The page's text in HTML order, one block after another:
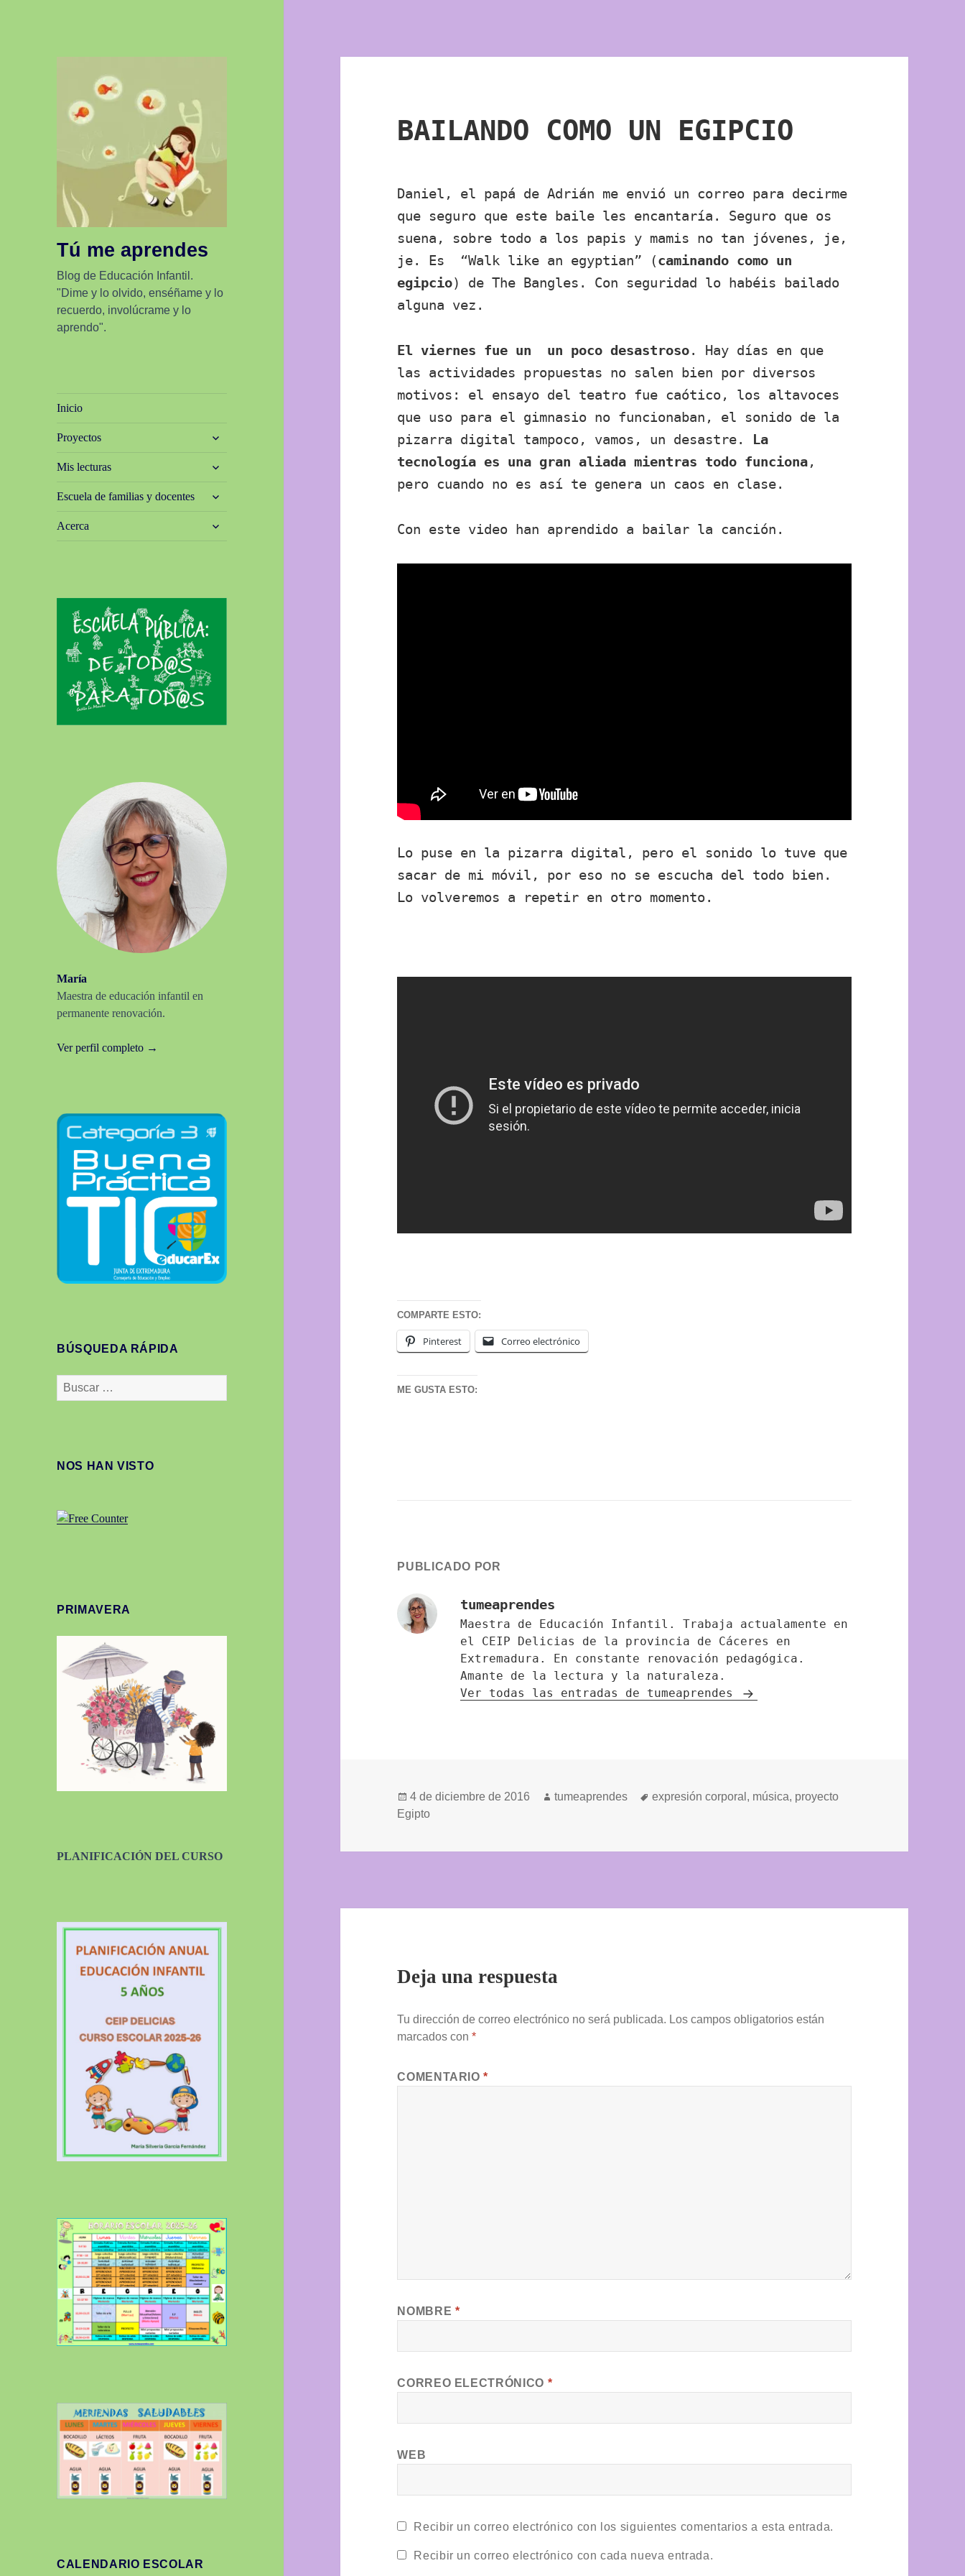
Tú me aprendes
Blog de Educación Infantil.
"Dime y lo olvido, enséñame y lo
recuerdo, involúcrame y lo
aprendo".
Inicio
Proyectos
inferior
Mis lecturas
inferior
Escuela de familias y docentes
inferior
Acerca
María
Maestra de educación infantil en
permanente renovación.
Ver perfil completo →
BÚSQUEDA RÁPIDA
Buscar:
NOS HAN VISTO
PRIMAVERA
PLANIFICACIÓN DEL CURSO
CALENDARIO ESCOLAR
BAILANDO COMO UN EGIPCIO
Daniel, el papá de Adrián me envió un correo para decirme
que seguro que este baile les encantaría. Seguro que os
suena, sobre todo a los papis y mamis no tan jóvenes, je,
je. Es “Walk like an egyptian” (caminando como un
egipcio) de The Bangles. Con seguridad lo habéis bailado
alguna vez.
El viernes fue un un poco desastroso. Hay días en que
las actividades propuestas no salen bien por diversos
motivos: el ensayo del teatro fue caótico, los altavoces
que uso para el gimnasio no funcionaban, el sonido de la
pizarra digital tampoco, vamos, un desastre. La
tecnología es una gran aliada mientras todo funciona,
pero cuando no es así te genera un caos en clase.
Con este video han aprendido a bailar la canción.
Lo puse en la pizarra digital, pero el sonido lo tuve que
sacar de mi móvil, por eso no se escucha del todo bien.
Lo volveremos a repetir en otro momento.
COMPARTE ESTO:
Pinterest Correo electrónico
ME GUSTA ESTO:
PUBLICADO POR
tumeaprendes
Maestra de Educación Infantil. Trabaja actualamente en
el CEIP Delicias de la provincia de Cáceres en
Extremadura. En constante renovación pedagógica.
Amante de la lectura y la naturaleza.
Ver todas las entradas de tumeaprendes
Publicado
el
4 de diciembre de 2016 Autor
tumeaprendes Etiquetas
expresión corporal , música, proyecto
Egipto
Deja una respuesta
Tu dirección de correo electrónico no será publicada. Los campos obligatorios están
marcados con*
COMENTARIO*
NOMBRE *
CORREO ELECTRÓNICO *
WEB
Recibir un correo electrónico con los siguientes comentarios a esta entrada.
Recibir un correo electrónico con cada nueva entrada.